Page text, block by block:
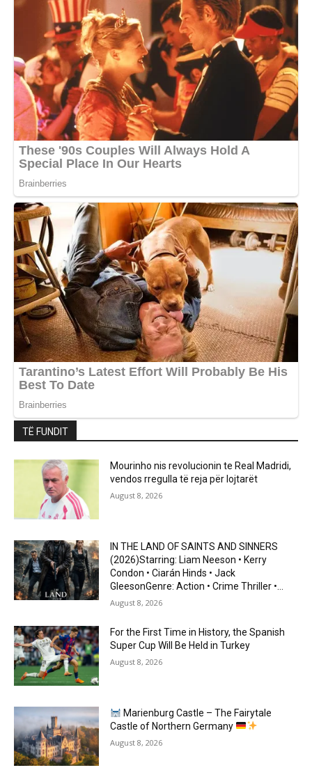
TË FUNDIT
Mourinho nis revolucionin te Real Madridi,
vendos rregulla të reja për lojtarët
August 8, 2026
IN THE LAND OF SAINTS AND SINNERS
(2026)Starring: Liam Neeson • Kerry
Condon • Ciarán Hinds • Jack
GleesonGenre: Action • Crime Thriller •...
August 8, 2026
For the First Time in History, the Spanish
Super Cup Will Be Held in Turkey
August 8, 2026
Marienburg Castle – The Fairytale
Castle of Northern Germany
August 8, 2026